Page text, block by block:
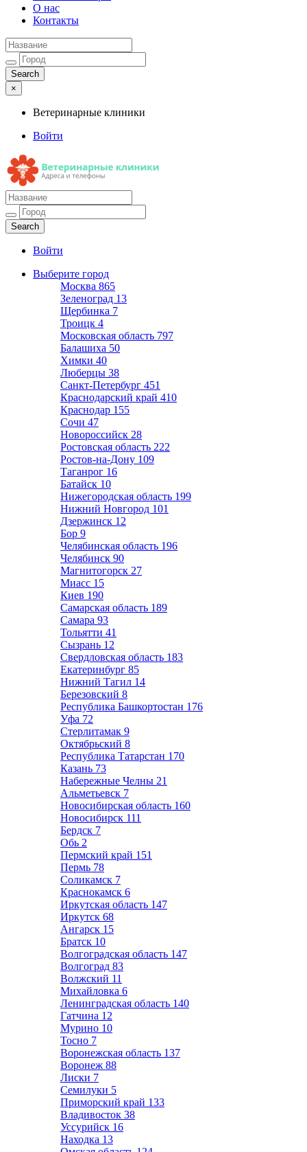
О нас
Контакты
×
Ветеринарные клиники
Войти
Ветеринарные клиники
Адреса и телефоны
Войти
Выберите город
Москва 865
Зеленоград 13
Щербинка 7
Троицк 4
Московская область 797
Балашиха 50
Химки 40
Люберцы 38
Санкт-Петербург 451
Краснодарский край 410
Краснодар 155
Сочи 47
Новороссийск 28
Ростовская область 222
Ростов-на-Дону 109
Таганрог 16
Батайск 10
Нижегородская область 199
Нижний Новгород 101
Дзержинск 12
Бор 9
Челябинская область 196
Челябинск 90
Магнитогорск 27
Миасс 15
Киев 190
Самарская область 189
Самара 93
Тольятти 41
Сызрань 12
Свердловская область 183
Екатеринбург 85
Нижний Тагил 14
Березовский 8
Республика Башкортостан 176
Уфа 72
Стерлитамак 9
Октябрьский 8
Республика Татарстан 170
Казань 73
Набережные Челны 21
Альметьевск 7
Новосибирская область 160
Новосибирск 111
Бердск 7
Обь 2
Пермский край 151
Пермь 78
Соликамск 7
Краснокамск 6
Иркутская область 147
Иркутск 68
Ангарск 15
Братск 10
Волгоградская область 147
Волгоград 83
Волжский 11
Михайловка 6
Ленинградская область 140
Гатчина 12
Мурино 10
Тосно 7
Воронежская область 137
Воронеж 88
Лиски 7
Семилуки 5
Приморский край 133
Владивосток 38
Уссурийск 16
Находка 13